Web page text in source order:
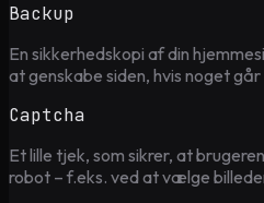
Backup
En sikkerhedskopi af din
at genskabe siden, hvis noget går
Captcha
Et lille tjek, som sikrer, at
robot – f.eks. ved at vælge